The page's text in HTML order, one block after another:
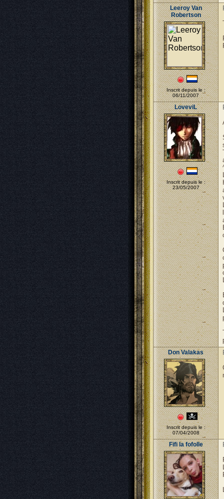
Leeroy Van
Robertson
Inscrit depuis le :
06/11/2007
LoveviL
Inscrit depuis le :
23/05/2007
Don Valakas
Inscrit depuis le :
07/04/2008
Fifi la fofolle